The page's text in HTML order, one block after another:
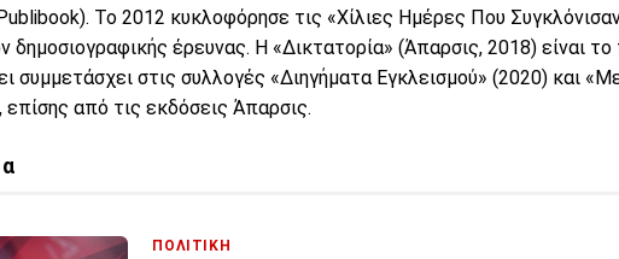
Το 2012 κυκλοφόρησε τις «Χίλιες Ημέρες Που
δημοσιογραφικής έρευνας. Η «Δικτατορία» (Άπαρσις, 2018) είναι
συμμετάσχει στις συλλογές «Διηγήματα Εγκλεισμού» (2020) και
επίσης από τις εκδόσεις Άπαρσις.
ΠΟΛΙΤΙΚΗ